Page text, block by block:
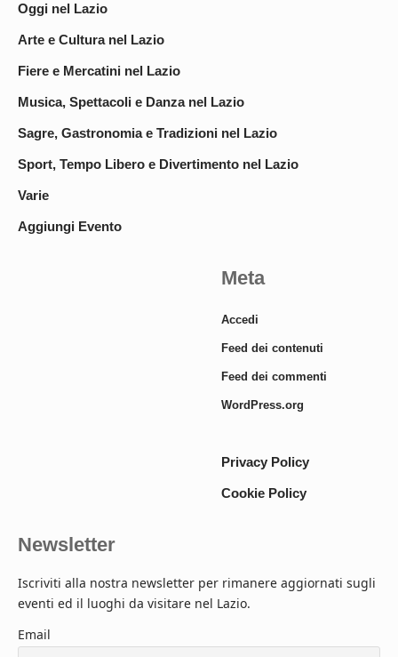
Oggi nel Lazio
Arte e Cultura nel Lazio
Fiere e Mercatini nel Lazio
Musica, Spettacoli e Danza nel Lazio
Sagre, Gastronomia e Tradizioni nel Lazio
Sport, Tempo Libero e Divertimento nel Lazio
Varie
Aggiungi Evento
Meta
Accedi
Feed dei contenuti
Feed dei commenti
WordPress.org
Privacy Policy
Cookie Policy
Newsletter
Iscriviti alla nostra newsletter per rimanere aggiornati sugli
eventi ed il luoghi da visitare nel Lazio.
Email